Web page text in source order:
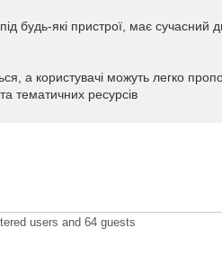
будь-які пристрої, має сучасний
а користувачі можуть легко
тематичних ресурсів
users and 64 guests